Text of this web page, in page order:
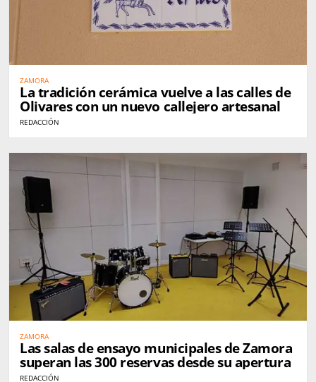
ZAMORA
La tradición cerámica vuelve a las calles de
Olivares con un nuevo callejero artesanal
REDACCIÓN
ZAMORA
Las salas de ensayo municipales de Zamora
superan las 300 reservas desde su apertura
REDACCIÓN